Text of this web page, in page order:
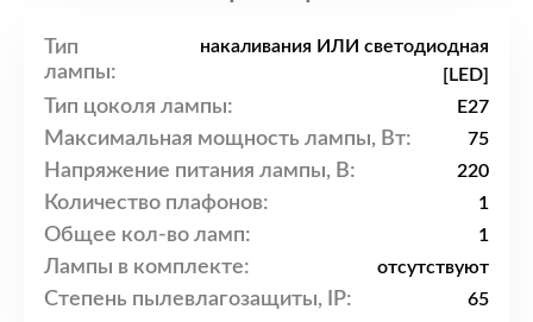
Тип
лампы:
накаливания ИЛИ светодиодная
[LED]
Тип цоколя лампы: E27
Максимальная мощность лампы, Вт: 75
Напряжение питания лампы, В: 220
Количество плафонов: 1
Общее кол-во ламп: 1
Лампы в комплекте: отсутствуют
Степень пылевлагозащиты, IP: 65